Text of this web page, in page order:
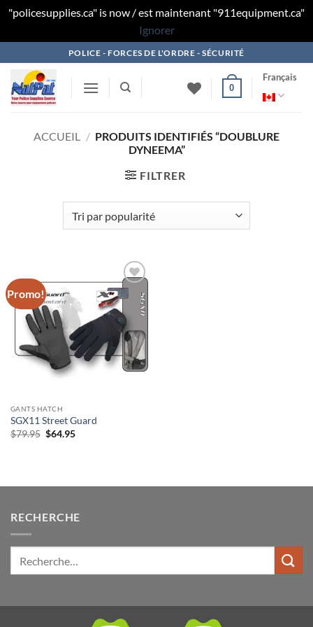
"policesupplies.ca" is now / est maintenant "911equipment.ca"
Ignorer
to
content
POLICE - FORCES DE L'ORDRE - SÉCURITÉ
0
Français
ACCUEIL / PRODUITS IDENTIFIÉS “DOUBLURE
DYNEEMA”
FILTRER
Promo!
Ajouter
à la liste
de
souhaits
GANTS HATCH
SGX11 Street Guard
$79.95 Le
$64.95Le
RECHERCHE